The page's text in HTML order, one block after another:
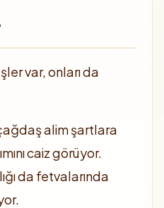
var, onları da
alim şartlara
caiz görüyor.
da fetvalarında